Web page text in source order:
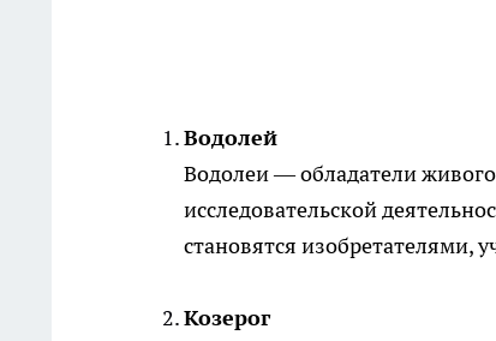
Водолей
Водолеи — обладатели
исследовательской
становятся изобретателями,
Козерог